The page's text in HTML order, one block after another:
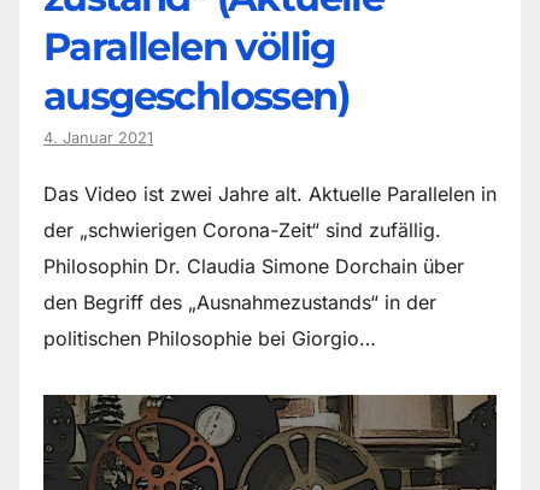
Parallelen völlig
ausgeschlossen)
4. Januar 2021
Das Video ist zwei Jahre alt. Aktuelle Parallelen in
der „schwierigen Corona-Zeit“ sind zufällig.
Philosophin Dr. Claudia Simone Dorchain über
den Begriff des „Ausnahmezustands“ in der
politischen Philosophie bei Giorgio…